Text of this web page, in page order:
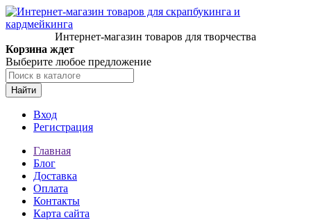
Интернет-магазин товаров для творчества
Корзина ждет
Выберите любое предложение
Найти
Вход
Регистрация
Главная
Блог
Доставка
Оплата
Контакты
Карта сайта